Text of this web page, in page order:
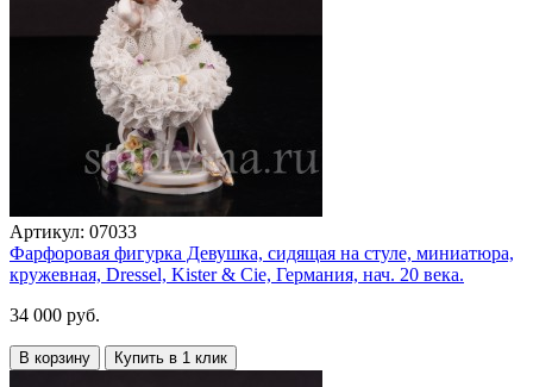
Артикул: 07033
Фарфоровая фигурка Девушка, сидящая на стуле, миниатюра,
кружевная, Dressel, Kister & Cie, Германия, нач. 20 века.
34 000 руб.
В корзину Купить в 1 клик